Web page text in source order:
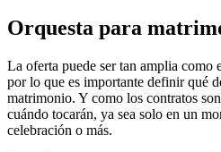
Orquesta para
La oferta puede ser tan amplia como
por lo que es importante definir qué
matrimonio. Y como los contratos
cuándo tocarán, ya sea solo en un
celebración o más.